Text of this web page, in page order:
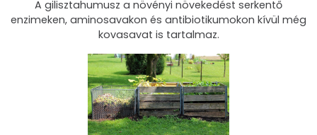
A gilisztahumusz a növényi növekedést serkentő
enzimeken, aminosavakon és antibiotikumokon kívül még
kovasavat is tartalmaz.